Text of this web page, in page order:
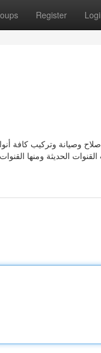
Register
وصيانة وتركيب كافة
الحديثة ومنها